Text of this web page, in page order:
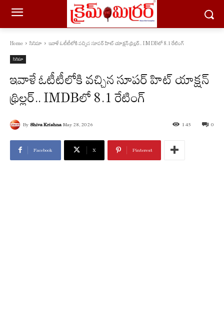
Home సినిమా ఇవాళే ఓటీటీలోకి వచ్చిన సూపర్ హిట్ యాక్షన్ థ్రిల్లర్.. IMDBలో 8.1 రేటింగ్
సినిమా
ఇవాళే ఓటీటీలోకి వచ్చిన సూపర్ హిట్ యాక్షన్
థ్రిల్లర్.. IMDBలో 8.1 రేటింగ్
By Shiva Krishna May 28, 2026 0
145
Facebook X Pinterest